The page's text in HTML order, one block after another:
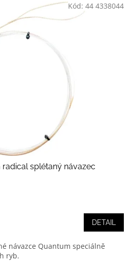
splétaný návazec
DETAIL
návazce Quantum speciálně
ryb.
Kód: 44 4338044